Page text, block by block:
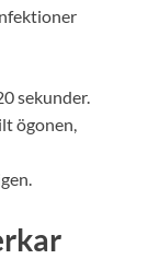
sekunder.
ögonen,